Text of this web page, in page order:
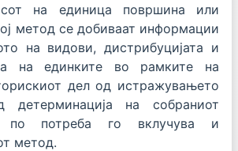
на единица површина или
метод се добиваат информации
на видови, дистрибуцијата и
на единките во рамките на
дел од истражувањето
на собраниот
по потреба го вклучува и
метод.